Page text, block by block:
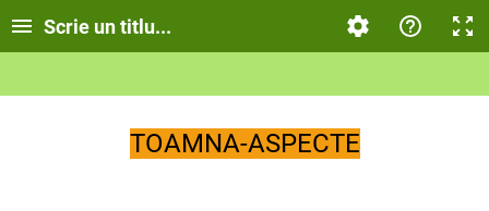
Scrie un titlu...
TOAMNA-ASPECTE